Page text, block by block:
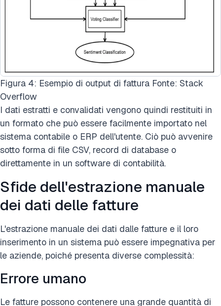
Figura 4: Esempio di output di fattura Fonte: Stack
Overflow
I dati estratti e convalidati vengono quindi restituiti in
un formato che può essere facilmente importato nel
sistema contabile o ERP dell'utente. Ciò può avvenire
sotto forma di file CSV, record di database o
direttamente in un software di contabilità.
Sfide dell'estrazione manuale
dei dati delle fatture
L'estrazione manuale dei dati dalle fatture e il loro
inserimento in un sistema può essere impegnativa per
le aziende, poiché presenta diverse complessità:
Errore umano
Le fatture possono contenere una grande quantità di